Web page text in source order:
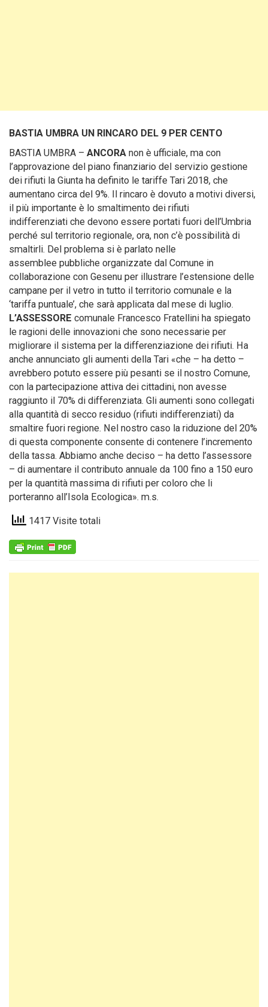
BASTIA UMBRA UN RINCARO DEL 9 PER CENTO
BASTIA UMBRA – ANCORA non è ufficiale, ma con
l’approvazione del piano finanziario del servizio gestione
dei rifiuti la Giunta ha definito le tariffe Tari 2018, che
aumentano circa del 9%. Il rincaro è dovuto a motivi diversi,
il più importante è lo smaltimento dei rifiuti
indifferenziati che devono essere portati fuori dell’Umbria
perché sul territorio regionale, ora, non c’è possibilità di
smaltirli. Del problema si è parlato nelle
assemblee pubbliche organizzate dal Comune in
collaborazione con Gesenu per illustrare l’estensione delle
campane per il vetro in tutto il territorio comunale e la
‘tariffa puntuale’, che sarà applicata dal mese di luglio.
L’ASSESSORE comunale Francesco Fratellini ha spiegato
le ragioni delle innovazioni che sono necessarie per
migliorare il sistema per la differenziazione dei rifiuti. Ha
anche annunciato gli aumenti della Tari «che – ha detto –
avrebbero potuto essere più pesanti se il nostro Comune,
con la partecipazione attiva dei cittadini, non avesse
raggiunto il 70% di differenziata. Gli aumenti sono collegati
alla quantità di secco residuo (rifiuti indifferenziati) da
smaltire fuori regione. Nel nostro caso la riduzione del 20%
di questa componente consente di contenere l’incremento
della tassa. Abbiamo anche deciso – ha detto l’assessore
– di aumentare il contributo annuale da 100 fino a 150 euro
per la quantità massima di rifiuti per coloro che li
porteranno all’Isola Ecologica». m.s.
1417 Visite totali